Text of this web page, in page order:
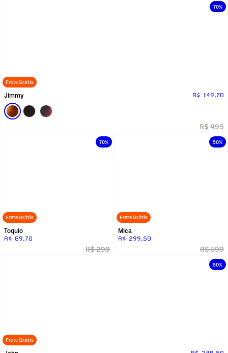
70%
Frete Grátis
Jimmy R$ 149,70
R$ 499
70%
Frete Grátis
Toquio
R$ 89,70
R$ 299
50%
Frete Grátis
Mica
R$ 299,50
R$ 599
50%
Frete Grátis